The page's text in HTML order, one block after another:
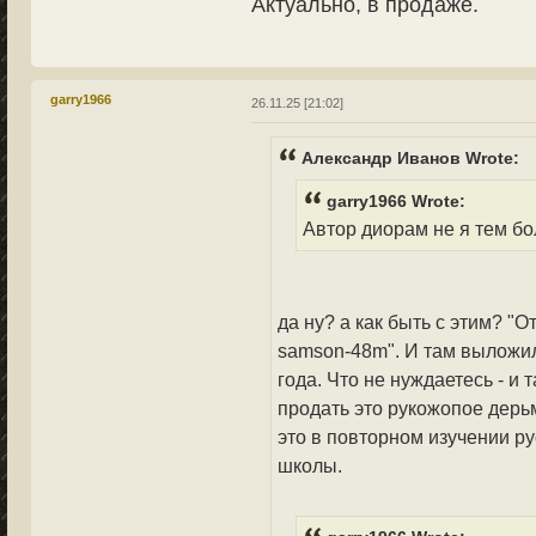
Актуально, в продаже.
garry1966 26.11.25 [21:02]
Александр Иванов Wrote:
garry1966 Wrote:
Автор диорам не я тем
да ну? а как быть с этим?
samson-48m". И там
года. Что не нуждаетесь - и
продать это рукожопое
это в повторном изучении
школы.